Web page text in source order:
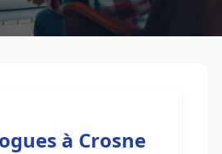
à Crosne